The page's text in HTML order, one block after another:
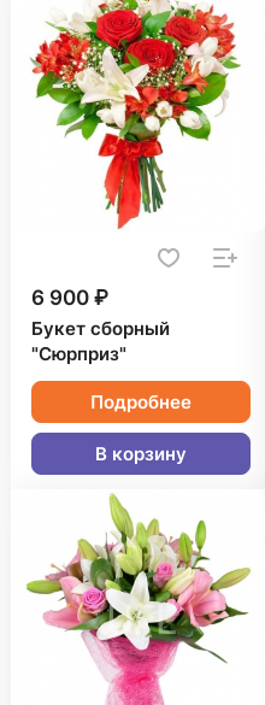
6 900 ₽
Букет сборный
"Сюрприз"
Подробнее
В корзину